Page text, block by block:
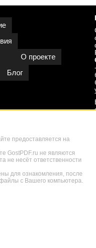
О проекте
Блог
предоставляется на
GostPDF.ru не являются
не несёт ответственности
для ознакомления, после
с Вашего компьютера.